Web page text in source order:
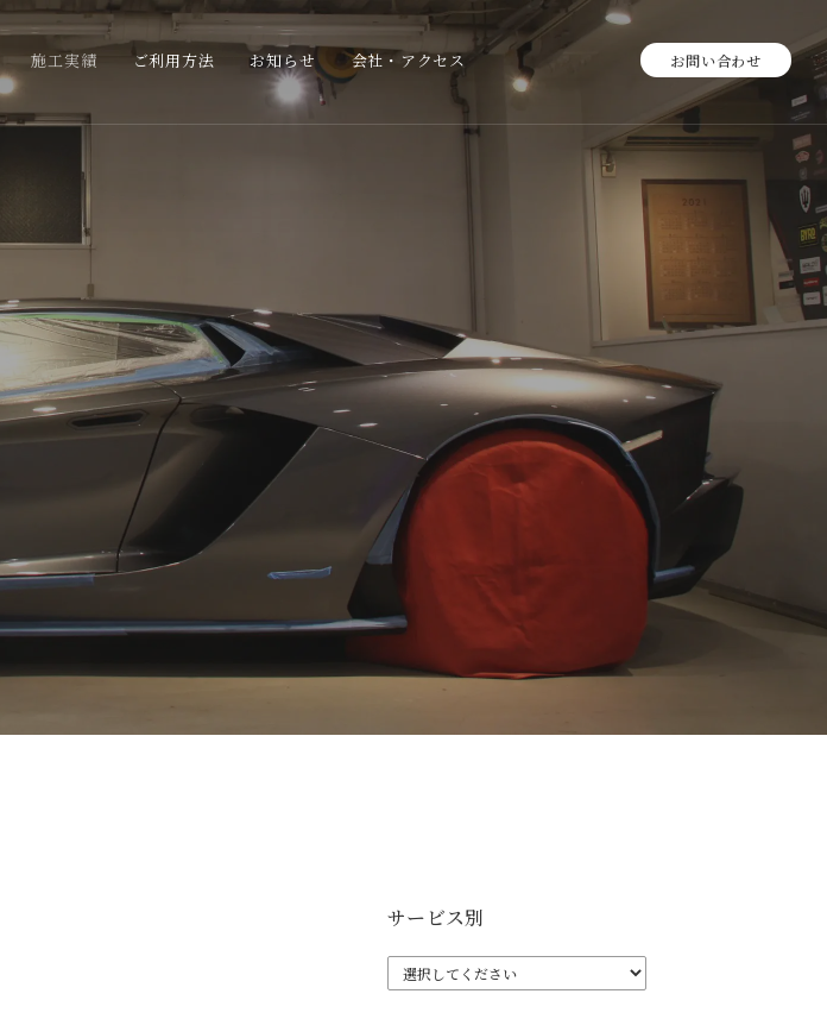
施工実績 ご利用方法 お知らせ 会社・アクセス お問い合わせ
サービス別